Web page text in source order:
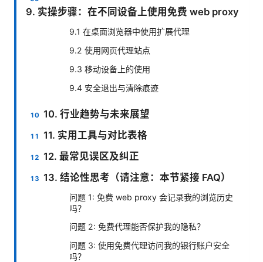
9. 实操步骤：在不同设备上使用免费 web proxy
9.1 在桌面浏览器中使用扩展代理
9.2 使用网页代理站点
9.3 移动设备上的使用
9.4 安全退出与清除痕迹
10. 行业趋势与未来展望
11. 实用工具与对比表格
12. 最常见误区及纠正
13. 结论性思考（请注意：本节紧接 FAQ）
问题 1: 免费 web proxy 会记录我的浏览历史
吗？
问题 2: 免费代理能否保护我的隐私？
问题 3: 使用免费代理访问我的银行账户安全
吗？